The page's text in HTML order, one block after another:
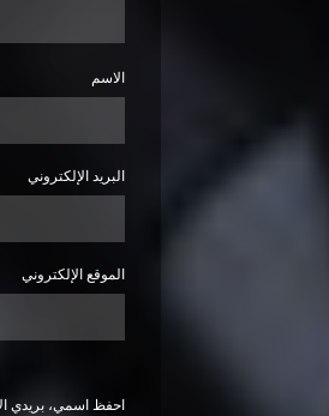
الاسم
البريد الإلكتروني
الموقع الإلكتروني
احفظ اسمي، بريدي